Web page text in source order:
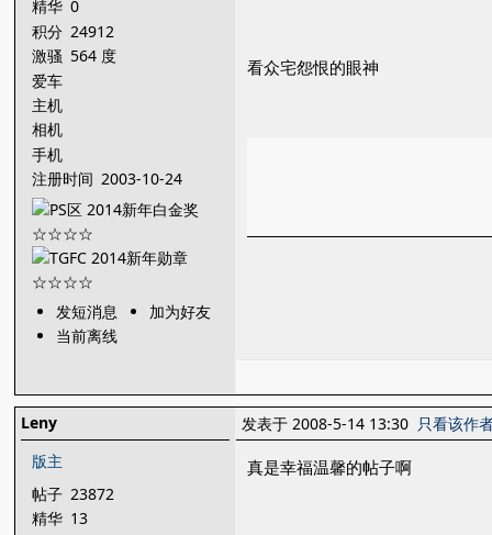
精华 0
积分 24912
激骚 564 度
爱车
主机
相机
手机
注册时间 2003-10-24
发短消息
加为好友
当前离线
看众宅怨恨的眼神
Leny
版主
帖子 23872
精华 13
发表于 2008-5-14 13:30 只看该作
真是幸福温馨的帖子啊